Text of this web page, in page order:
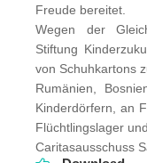
Freude bereitet.
Wegen der
Stiftung
von Schuhkartons
Rumänien,
Kinderdörfern, an
Flüchtlingslager
Caritasausschuss